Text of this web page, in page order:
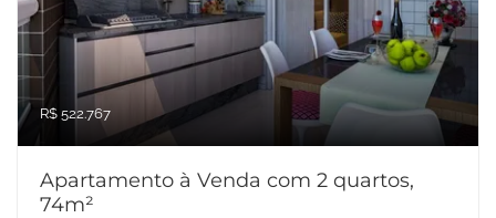
R$ 522.767
Apartamento à Venda com 2 quartos,
74m²